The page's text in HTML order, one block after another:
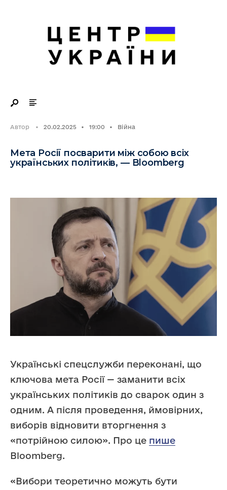
Автор • 20.02.2025 • 19:00 • Війна
Мета Росії посварити між собою всіх
українських політиків, — Bloomberg
Українські спецслужби переконані, що
ключова мета Росії — заманити всіх
українських політиків до сварок один з
одним. А після проведення, ймовірних,
виборів відновити вторгнення з
«потрійною силою». Про це пише
Bloomberg.
«Вибори теоретично можуть бути